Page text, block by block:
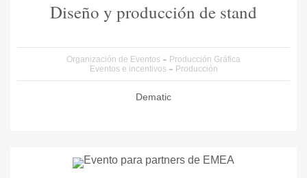
Diseño y producción de stand
Organización de Eventos
Producción Gráfica
Eventos e incentivos
Producción
Dematic